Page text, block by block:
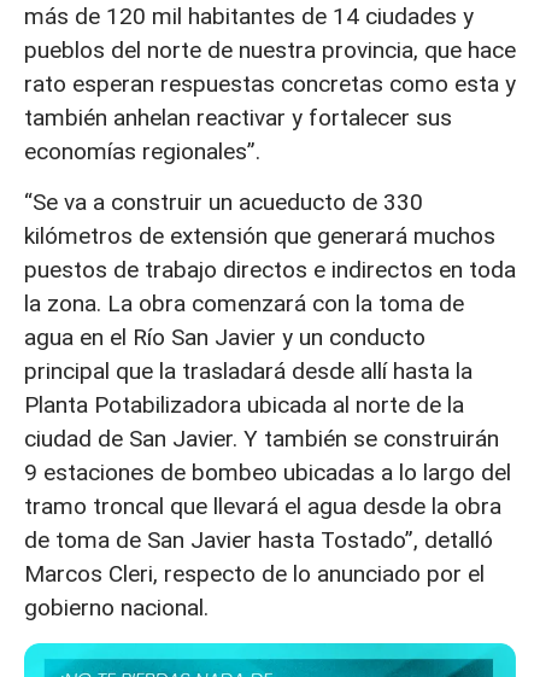
más de 120 mil habitantes de 14 ciudades y
pueblos del norte de nuestra provincia, que hace
rato esperan respuestas concretas como esta y
también anhelan reactivar y fortalecer sus
economías regionales”.
“Se va a construir un acueducto de 330
kilómetros de extensión que generará muchos
puestos de trabajo directos e indirectos en toda
la zona. La obra comenzará con la toma de
agua en el Río San Javier y un conducto
principal que la trasladará desde allí hasta la
Planta Potabilizadora ubicada al norte de la
ciudad de San Javier. Y también se construirán
9 estaciones de bombeo ubicadas a lo largo del
tramo troncal que llevará el agua desde la obra
de toma de San Javier hasta Tostado”, detalló
Marcos Cleri, respecto de lo anunciado por el
gobierno nacional.